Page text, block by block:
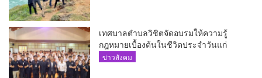
เทศบาลตำบลวิชิตจัดอบรมให้ความรู้
กฎหมายเบื้องต้นในชีวิตประจำวันแก่
เยาวชน
ข่าวสังคม